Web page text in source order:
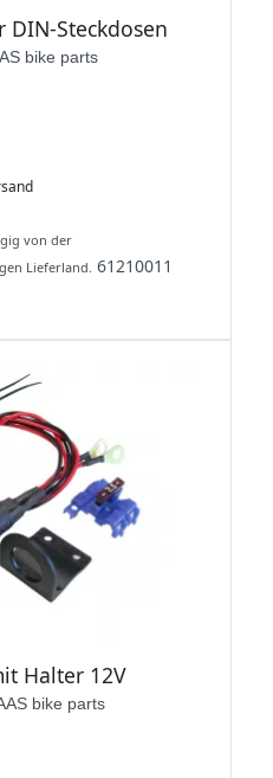
DIN-Steckdosen
bike parts
von der
Lieferland. 61210011
Halter 12V
bike parts